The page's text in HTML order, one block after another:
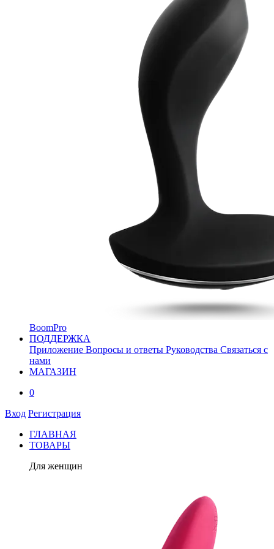
BoomPro
ПОДДЕРЖКА
Приложение Вопросы и ответы Руководства Связаться с
нами
МАГАЗИН
0
Вход Регистрация
ГЛАВНАЯ
ТОВАРЫ
Для женщин